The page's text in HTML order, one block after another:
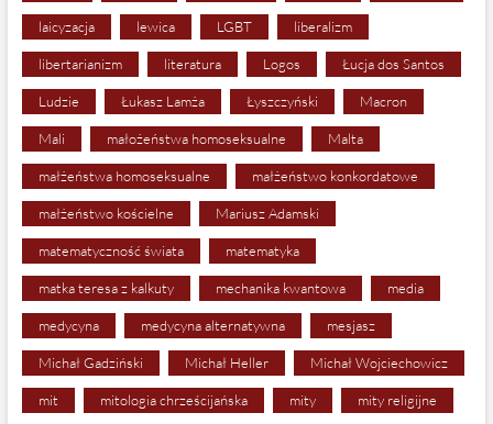
laicyzacja lewica LGBT liberalizm
libertarianizm literatura Logos Łucja dos Santos
Ludzie Łukasz Lamża Łyszczyński Macron
Mali małożeństwa homoseksualne Malta
małżeństwa homoseksualne małżeństwo konkordatowe
małżeństwo kościelne Mariusz Adamski
matematyczność świata matematyka
matka teresa z kalkuty mechanika kwantowa media
medycyna medycyna alternatywna mesjasz
Michał Gadziński Michał Heller Michał Wojciechowicz
mit mitologia chrześcijańska mity mity religijne